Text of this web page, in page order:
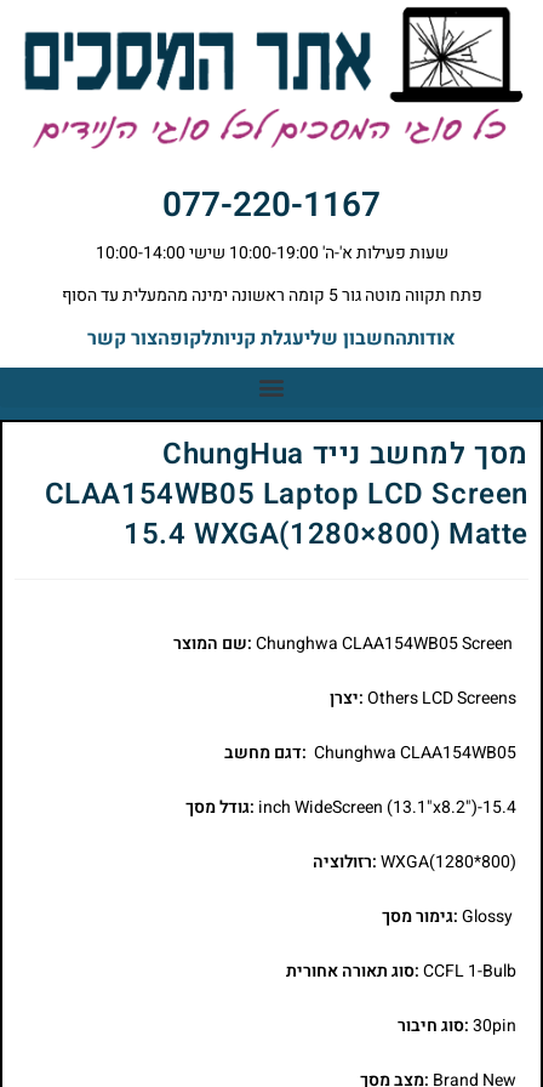
077-220-1167
שעות פעילות א'-ה' 10:00-19:00 שישי 10:00-14:00
פתח תקווה מוטה גור 5 קומה ראשונה ימינה מהמעלית עד הסוף
אודותהחשבון שליעגלת קניותלקופהצור קשר
מסך למחשב נייד ChungHua
CLAA154WB05 Laptop LCD Screen
15.4 WXGA(1280×800) Matte
:שם המוצר
Others LCD Screens:יצרן
Chunghwa CLAA154WB05 :דגם מחשב
15.4-inch WideScreen (13.1"x8.2") :גודל מסך
WXGA(1280*800):רזולוציה
Glossy:גימור מסך
CCFL 1-Bulb:סוג תאורה אחורית
30pin:סוג חיבור
Brand New :מצב מסך